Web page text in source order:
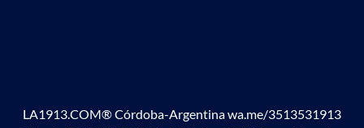
LA1913.COM® Córdoba-Argentina wa.me/3513531913